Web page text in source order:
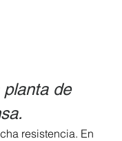
planta de
resistencia. En